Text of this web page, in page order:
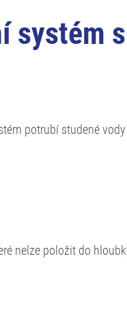
potrubí studené
nelze položit do